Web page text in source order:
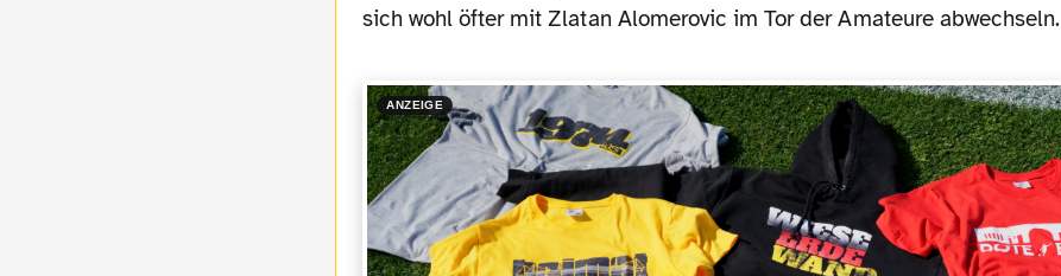
sich wohl öfter mit Zlatan Alomerovic im Tor der Amateure abwechseln.
ANZEIGE